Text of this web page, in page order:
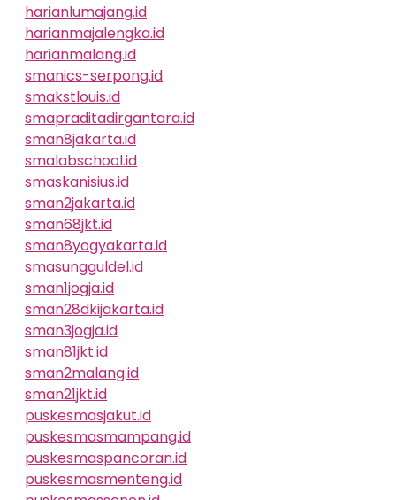
harianlumajang.id
harianmajalengka.id
harianmalang.id
smanics-serpong.id
smakstlouis.id
smapraditadirgantara.id
sman8jakarta.id
smalabschool.id
smaskanisius.id
sman2jakarta.id
sman68jkt.id
sman8yogyakarta.id
smasungguldel.id
sman1jogja.id
sman28dkijakarta.id
sman3jogja.id
sman81jkt.id
sman2malang.id
sman21jkt.id
puskesmasjakut.id
puskesmasmampang.id
puskesmaspancoran.id
puskesmasmenteng.id